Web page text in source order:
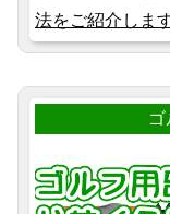
法をご紹介しま